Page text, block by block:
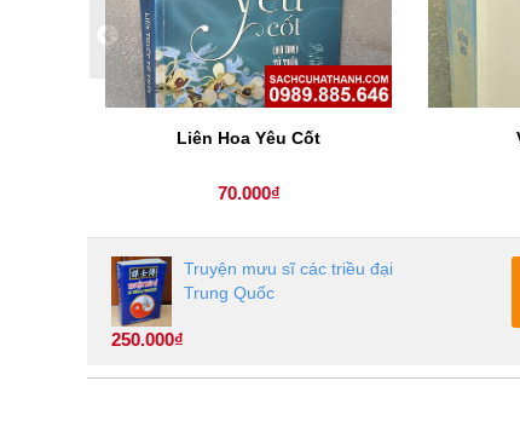
Liên Hoa Yêu Cốt
70.000₫
Truyện mưu sĩ các triều đại
Trung Quốc
250.000₫